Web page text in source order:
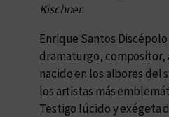
Kischner.
Enrique Santos
dramaturgo, compositor,
nacido en los albores del
los artistas más
Testigo lúcido y exégeta